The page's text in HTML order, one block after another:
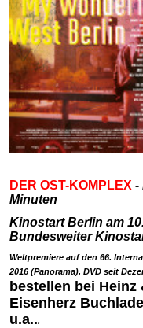
DER OST-KOMPLEX -
Minuten
Kinostart Berlin am
Bundesweiter
Weltpremiere auf den 66.
2016 (Panorama). DVD seit
bestellen bei Heinz
Eisenherz
u.a...